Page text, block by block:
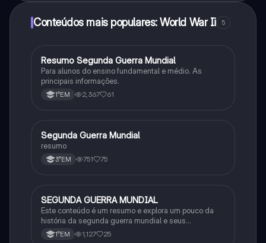
Conteúdos mais populares: World War Ii 5
História
Resumo Segunda Guerra Mundial
Para alunos do ensino fundamental e médio. As
principais informações.
1°EM 2,367 61
História
Segunda Guerra Mundial
resumo
3°EM 751 75
História
SEGUNDA GUERRA MUNDIAL
Este conteúdo é um resumo e explora um pouco da
história da segunda guerra mundial e seus
acontecimentos históricos no mundo.
1°EM 1,127 25